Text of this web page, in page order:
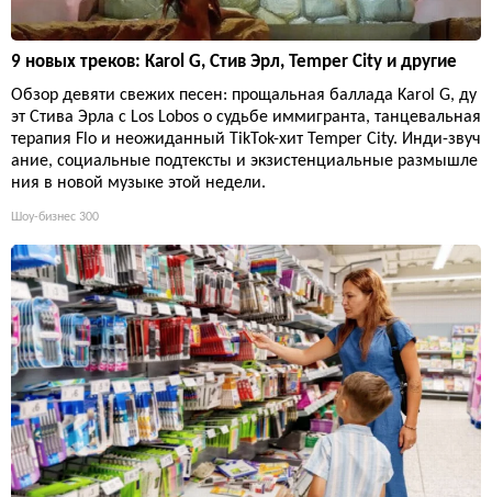
9 новых треков: Karol G, Стив Эрл, Temper City и другие
Обзор девяти свежих песен: прощальная баллада Karol G, ду
эт Стива Эрла с Los Lobos о судьбе иммигранта, танцевальная
терапия Flo и неожиданный TikTok-хит Temper City. Инди-звуч
ание, социальные подтексты и экзистенциальные размышле
ния в новой музыке этой недели.
Шоу-бизнес 300